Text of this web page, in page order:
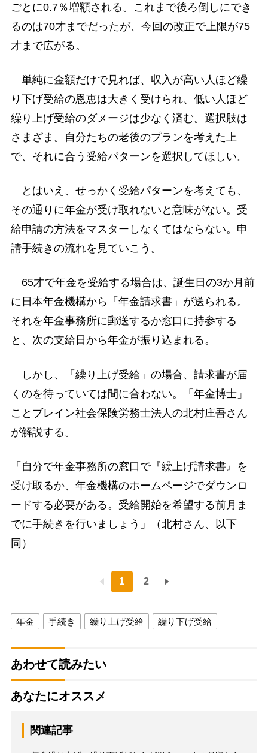
ごとに0.7％増額される。これまで後ろ倒しにでき
るのは70才までだったが、今回の改正で上限が75
才まで広がる。
単純に金額だけで見れば、収入が高い人ほど繰
り下げ受給の恩恵は大きく受けられ、低い人ほど
繰り上げ受給のダメージは少なく済む。選択肢は
さまざま。自分たちの老後のプランを考えた上
で、それに合う受給パターンを選択してほしい。
とはいえ、せっかく受給パターンを考えても、
その通りに年金が受け取れないと意味がない。受
給申請の方法をマスターしなくてはならない。申
請手続きの流れを見ていこう。
65才で年金を受給する場合は、誕生日の3か月前
に日本年金機構から「年金請求書」が送られる。
それを年金事務所に郵送するか窓口に持参する
と、次の支給日から年金が振り込まれる。
しかし、「繰り上げ受給」の場合、請求書が届
くのを待っていては間に合わない。「年金博士」
ことブレイン社会保険労務士法人の北村庄吾さん
が解説する。
「自分で年金事務所の窓口で『繰上げ請求書』を
受け取るか、年金機構のホームページでダウンロ
ードする必要がある。受給開始を希望する前月ま
でに手続きを行いましょう」（北村さん、以下
同）
1 2
年金 手続き 繰り上げ受給 繰り下げ受給
あわせて読みたい
あなたにオススメ
関連記事